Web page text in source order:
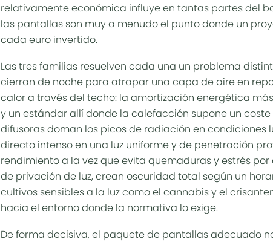
relativamente económica influye en tantas partes del
las pantallas son muy a menudo el punto donde un
cada euro invertido.
Las tres familias resuelven cada una un problema
cierran de noche para atrapar una capa de aire en
calor a través del techo: la amortización energética
y un estándar allí donde la calefacción supone un
difusoras doman los picos de radiación en condiciones
directo intenso en una luz uniforme y de penetración
rendimiento a la vez que evita quemaduras y estrés por
de privación de luz, crean oscuridad total según un
cultivos sensibles a la luz como el cannabis y el
hacia el entorno donde la normativa lo exige.
De forma decisiva, el paquete de pantallas adecuado